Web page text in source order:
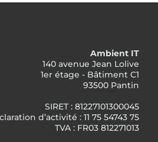
Ambient IT
140 avenue Jean Lolive
1er étage - Bâtiment C1
93500 Pantin
SIRET : 81227101300045
d’activité : 11 75 54743 75
TVA : FR03 812271013